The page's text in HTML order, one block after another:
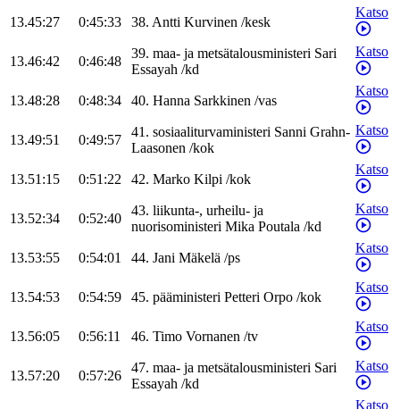
13.45:27 0:45:33 38. Antti Kurvinen /kesk
Katso
13.46:42 0:46:48
39. maa- ja metsätalousministeri Sari
Essayah /kd
Katso
13.48:28 0:48:34 40. Hanna Sarkkinen /vas
Katso
13.49:51 0:49:57
41. sosiaaliturvaministeri Sanni Grahn-
Laasonen /kok
Katso
13.51:15 0:51:22 42. Marko Kilpi /kok
Katso
13.52:34 0:52:40
43. liikunta-, urheilu- ja
nuorisoministeri Mika Poutala /kd
Katso
13.53:55 0:54:01 44. Jani Mäkelä /ps
Katso
13.54:53 0:54:59 45. pääministeri Petteri Orpo /kok
Katso
13.56:05 0:56:11 46. Timo Vornanen /tv
Katso
13.57:20 0:57:26
47. maa- ja metsätalousministeri Sari
Essayah /kd
Katso
Katso